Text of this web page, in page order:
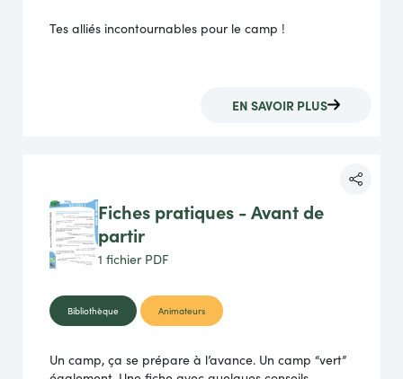
Tes alliés incontournables pour le camp !
EN SAVOIR PLUS
Fiches pratiques - Avant de
partir
1 fichier PDF
Bibliothèque Animateurs
Un camp, ça se prépare à l’avance. Un camp “vert”